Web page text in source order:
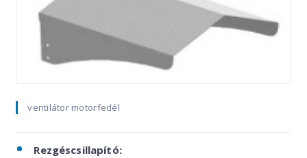
ventilátor motorfedél
Rezgéscsillapító: